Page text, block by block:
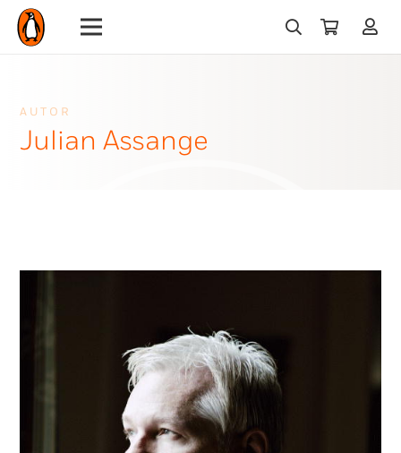
AUTOR
Julian Assange